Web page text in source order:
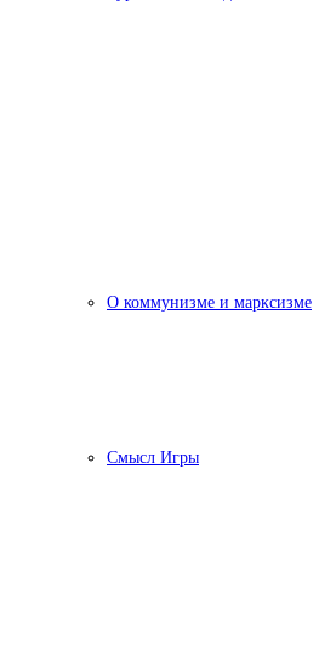
О коммунизме и марксизме
Смысл Игры